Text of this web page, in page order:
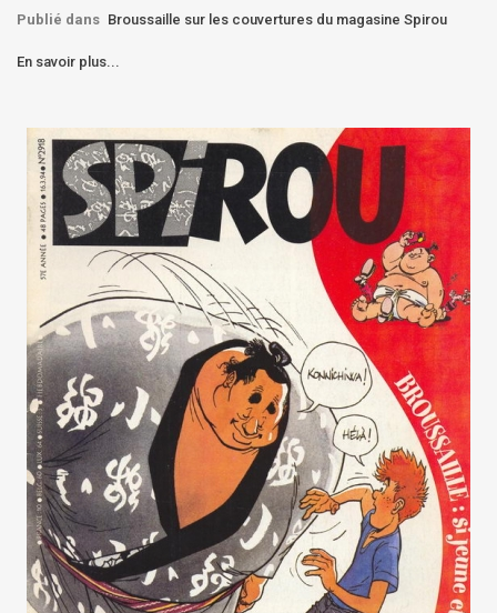
Publié dans Broussaille sur les couvertures du magasine Spirou
En savoir plus...